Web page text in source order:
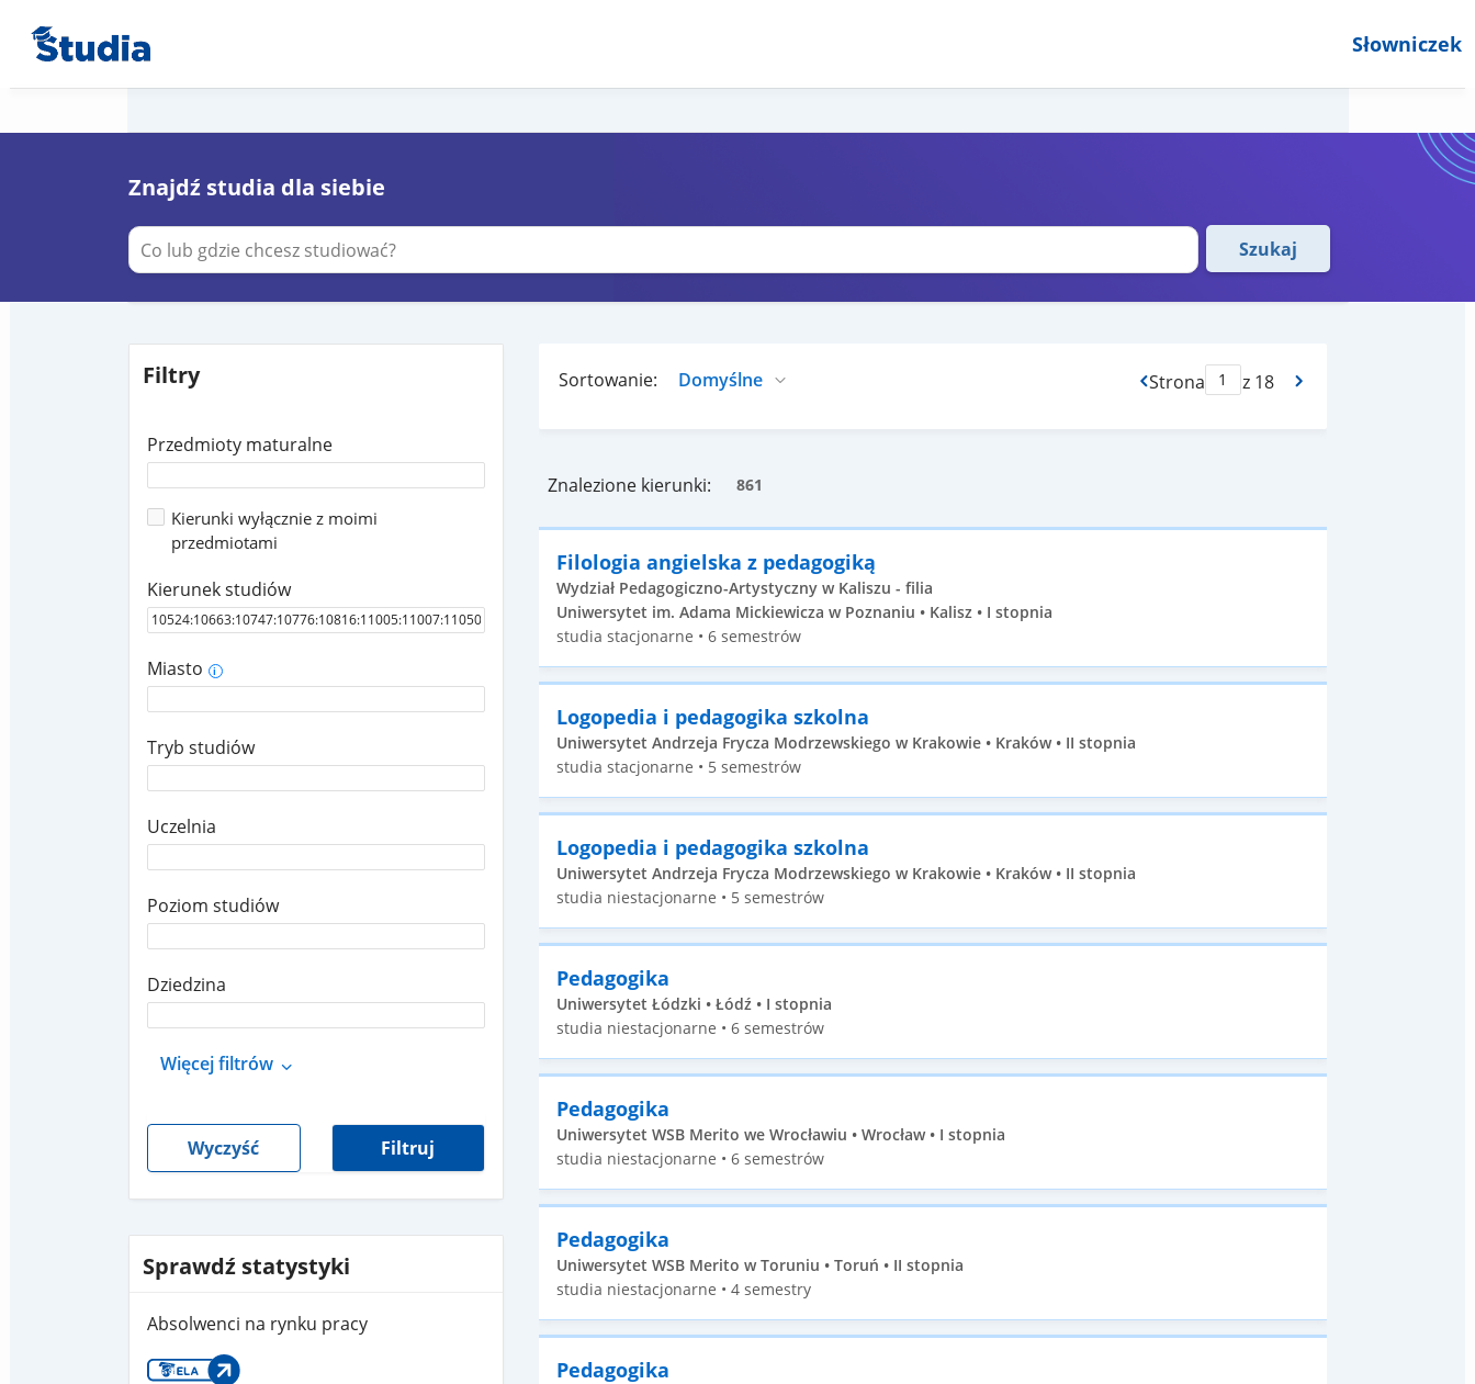
Słowniczek
Znajdź studia dla siebie
Szukaj
Filtry
Przedmioty maturalne
Kierunki wyłącznie z moimi
przedmiotami
Kierunek studiów
Miasto i
Tryb studiów
Uczelnia
Poziom studiów
Dziedzina
Więcej filtrów
Wyczyść Filtruj
Sprawdź statystyki
Absolwenci na rynku pracy
Sortowanie: Strona z 18
Znalezione kierunki: 861
Filologia angielska z pedagogiką
Wydział Pedagogiczno-Artystyczny w Kaliszu - filia
Uniwersytet im. Adama Mickiewicza w Poznaniu • Kalisz • I stopnia
studia stacjonarne • 6 semestrów
Logopedia i pedagogika szkolna
Uniwersytet Andrzeja Frycza Modrzewskiego w Krakowie • Kraków • II stopnia
studia stacjonarne • 5 semestrów
Logopedia i pedagogika szkolna
Uniwersytet Andrzeja Frycza Modrzewskiego w Krakowie • Kraków • II stopnia
studia niestacjonarne • 5 semestrów
Pedagogika
Uniwersytet Łódzki • Łódź • I stopnia
studia niestacjonarne • 6 semestrów
Pedagogika
Uniwersytet WSB Merito we Wrocławiu • Wrocław • I stopnia
studia niestacjonarne • 6 semestrów
Pedagogika
Uniwersytet WSB Merito w Toruniu • Toruń • II stopnia
studia niestacjonarne • 4 semestry
Pedagogika